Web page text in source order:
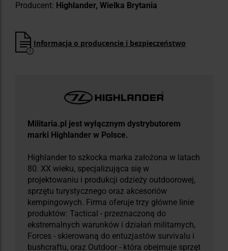
Producent: Highlander, Wielka Brytania
Informacja o producencie i bezpieczeństwo
Militaria.pl jest wyłącznym dystrybutorem
marki Highlander w Polsce.
Highlander to szkocka marka założona w latach
80. XX wieku, specjalizująca się w
projektowaniu i produkcji odzieży outdoorowej,
sprzętu turystycznego oraz akcesoriów
kempingowych. Firma oferuje trzy główne linie
produktów: Tactical - przeznaczoną do
ekstremalnych warunków i działań militarnych,
Forces - skierowaną do entuzjastów survivalu i
bushcraftu, oraz Outdoor - która obejmuje sprzęt